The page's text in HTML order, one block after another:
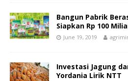
Bangun Pabrik
Siapkan Rp 100
June 19, 2019
Investasi Jagung
Yordania Lirik NTT